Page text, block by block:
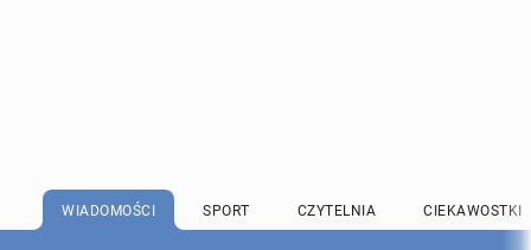
WIADOMOŚCI SPORT CZYTELNIA CIEKAWOSTKI